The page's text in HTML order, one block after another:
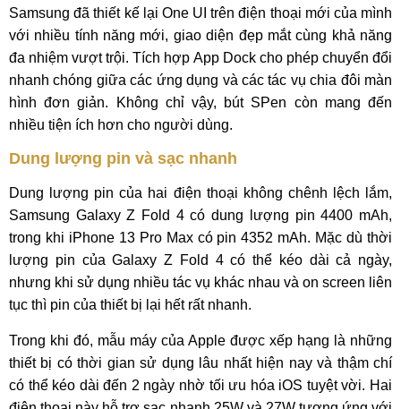
Samsung đã thiết kế lại One UI trên điện thoại mới của mình
với nhiều tính năng mới, giao diện đẹp mắt cùng khả năng
đa nhiệm vượt trội. Tích hợp App Dock cho phép chuyển đổi
nhanh chóng giữa các ứng dụng và các tác vụ chia đôi màn
hình đơn giản. Không chỉ vậy, bút SPen còn mang đến
nhiều tiện ích hơn cho người dùng.
Dung lượng pin và sạc nhanh
Dung lượng pin của hai điện thoại không chênh lệch lắm,
Samsung Galaxy Z Fold 4 có dung lượng pin 4400 mAh,
trong khi iPhone 13 Pro Max có pin 4352 mAh. Mặc dù thời
lượng pin của Galaxy Z Fold 4 có thể kéo dài cả ngày,
nhưng khi sử dụng nhiều tác vụ khác nhau và on screen liên
tục thì pin của thiết bị lại hết rất nhanh.
Trong khi đó, mẫu máy của Apple được xếp hạng là những
thiết bị có thời gian sử dụng lâu nhất hiện nay và thậm chí
có thể kéo dài đến 2 ngày nhờ tối ưu hóa iOS tuyệt vời. Hai